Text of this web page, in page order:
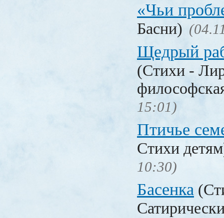
«Чьи
Басни)
Щедрый
(Стихи -
15:01)
Птичье
Стихи
10:30)
Басенка